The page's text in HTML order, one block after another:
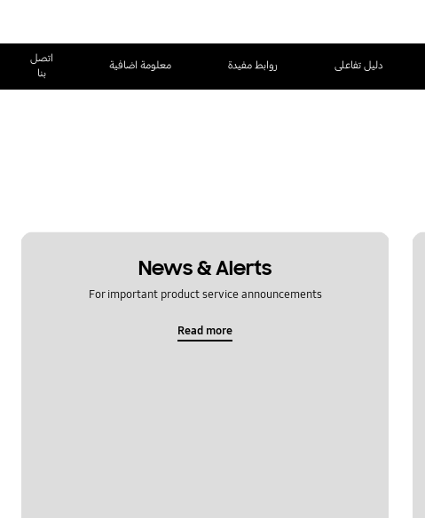
دليل تفاعلى روابط مفيدة معلومة اضافية
اتصل
بنا
News & Alerts
For important product service announcements
Read more